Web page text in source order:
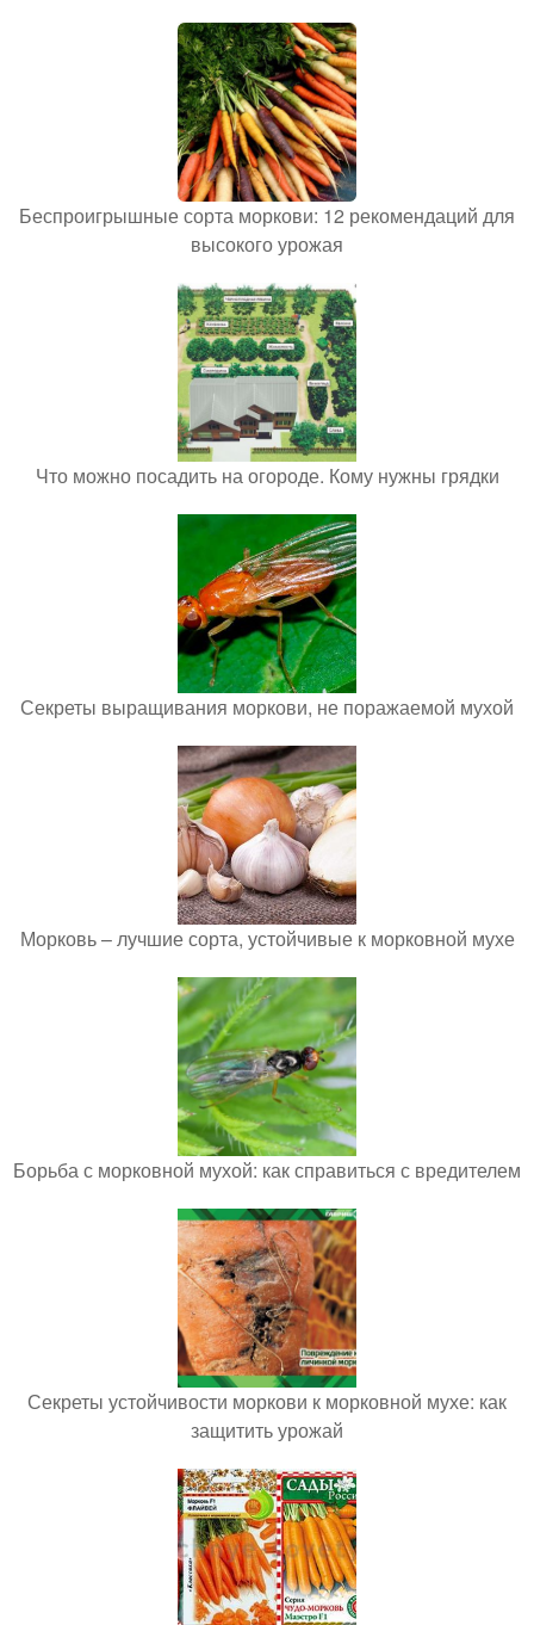
Беспроигрышные сорта моркови: 12 рекомендаций для
высокого урожая
Что можно посадить на огороде. Кому нужны грядки
Секреты выращивания моркови, не поражаемой мухой
Морковь – лучшие сорта, устойчивые к морковной мухе
Борьба с морковной мухой: как справиться с вредителем
Секреты устойчивости моркови к морковной мухе: как
защитить урожай